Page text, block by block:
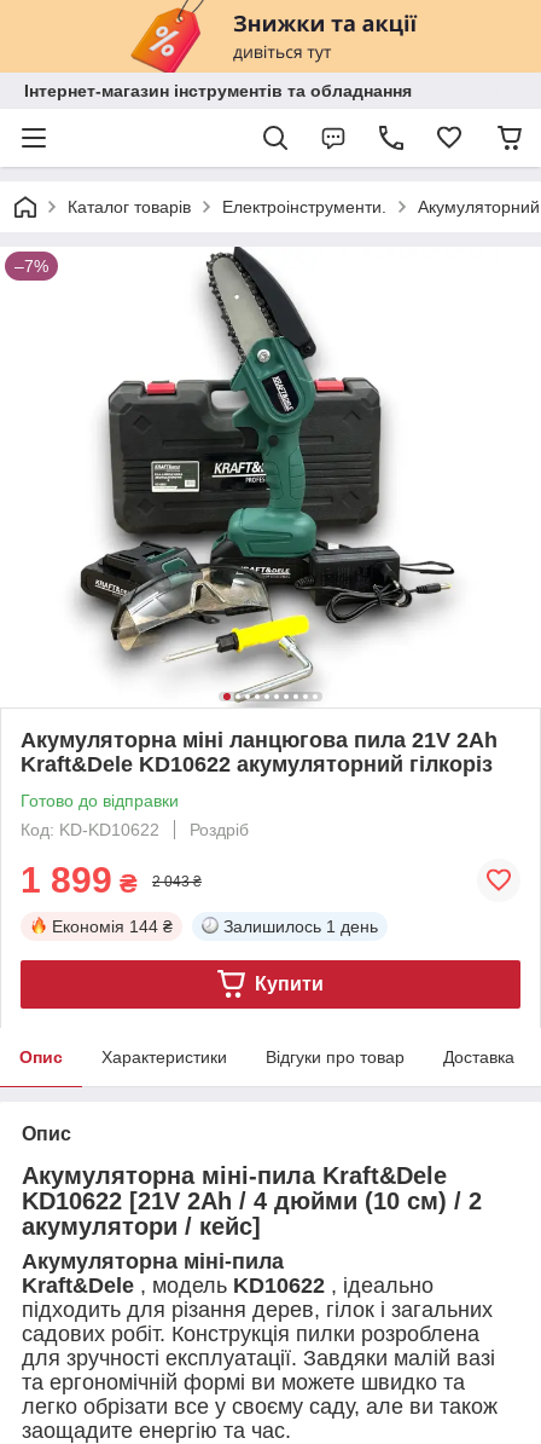
Інтернет-магазин інструментів та обладнання
Каталог товарів Електроінструменти. Акумуляторний
–7%
Акумуляторна міні ланцюгова пила 21V 2Ah
Kraft&Dele KD10622 акумуляторний гілкоріз
Готово до відправки
Код: KD-KD10622
Роздріб
1 899 ₴ 2 043 ₴
Економія 144 ₴ Залишилось 1 день
Купити
Опис Характеристики Відгуки про товар Доставка
Опис
Акумуляторна міні-пила Kraft&Dele
KD10622 [21V 2Ah / 4 дюйми (10 см) / 2
акумулятори / кейс]
Акумуляторна міні-пила
Kraft&Dele , модель KD10622 , ідеально
підходить для різання дерев, гілок і загальних
садових робіт. Конструкція пилки розроблена
для зручності експлуатації. Завдяки малій вазі
та ергономічній формі ви можете швидко та
легко обрізати все у своєму саду, але ви також
заощадите енергію та час.